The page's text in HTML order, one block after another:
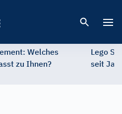
Welches
zu Ihnen?
Lego
seit